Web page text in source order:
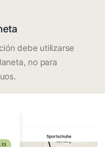
debe utilizarse
no para